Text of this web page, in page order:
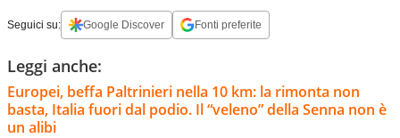
Seguici su: Google Discover Fonti preferite
Leggi anche:
Europei, beffa Paltrinieri nella 10 km: la rimonta non
basta, Italia fuori dal podio. Il “veleno” della Senna non è
un alibi